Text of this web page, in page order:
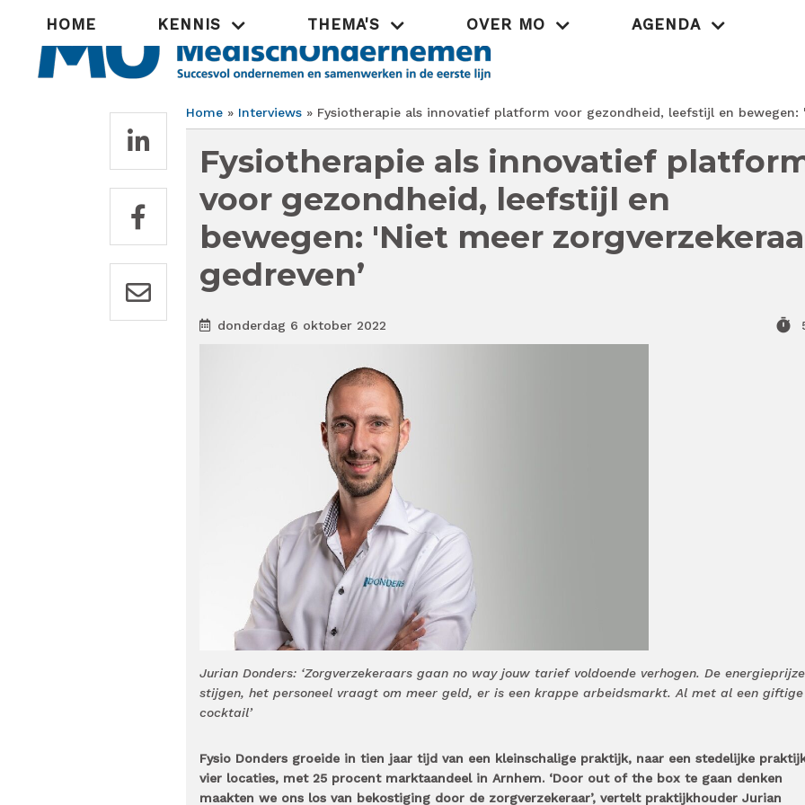
Hoofdnavigatie
HOME KENNIS THEMA'S OVER MO AGENDA
Home Interviews Fysiotherapie als innovatief platform voor gezondheid, leefstijl en bewegen:
Fysiotherapie als innovatief
voor gezondheid, leefstijl en
bewegen: 'Niet meer
gedreven’
donderdag 6 oktober 2022 timer
Jurian Donders: ‘Zorgverzekeraars gaan no way jouw tarief voldoende verhogen. De
stijgen, het personeel vraagt om meer geld, er is een krappe arbeidsmarkt. Al met al een giftige
cocktail’
Fysio Donders groeide in tien jaar tijd van een kleinschalige praktijk, naar een stedelijke
vier locaties, met 25 procent marktaandeel in Arnhem. ‘Door out of the box te gaan denken
maakten we ons los van bekostiging door de zorgverzekeraar’, vertelt praktijkhouder Jurian